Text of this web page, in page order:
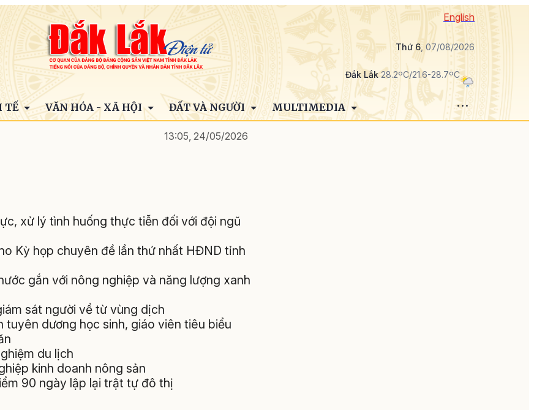
English
Thứ 6, 07/08/2026
Đắk Lắk28.2ºC/21.6-28.7ºC
TẾ VĂN HÓA - XÃ HỘI ĐẤT VÀ NGƯỜI MULTIMEDIA
13:05, 24/05/2026
xử lý tình huống thực tiễn đối với đội ngũ
Kỳ họp chuyên đề lần thứ nhất HĐND tỉnh
gắn với nông nghiệp và năng lượng xanh
sát người về từ vùng dịch
tuyên dương học sinh, giáo viên tiêu biểu
du lịch
kinh doanh nông sản
90 ngày lập lại trật tự đô thị